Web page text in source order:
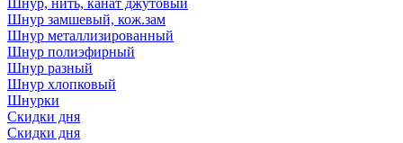
Шнур, нить, канат джутовый
Шнур замшевый, кож.зам
Шнур металлизированный
Шнур полиэфирный
Шнур разный
Шнур хлопковый
Шнурки
Скидки дня
Скидки дня